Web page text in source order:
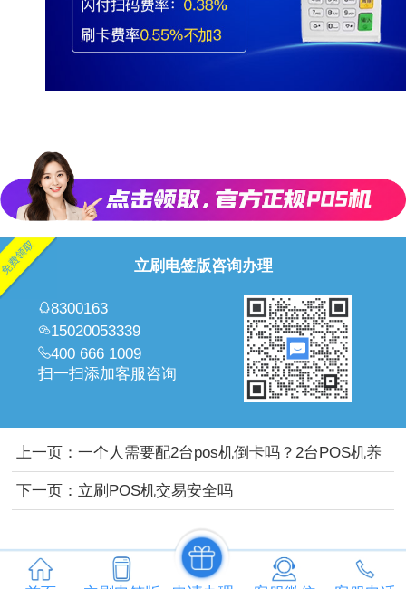
立刷电签版咨询办理
8300163
15020053339
400 666 1009
扫一扫添加客服咨询
上一页： 一个人需要配2台pos机倒卡吗？2台POS机养
卡有什么好处
下一页： 立刷POS机交易安全吗